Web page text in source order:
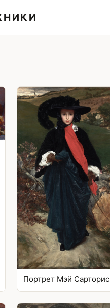
Портрет Мэй Сарторис